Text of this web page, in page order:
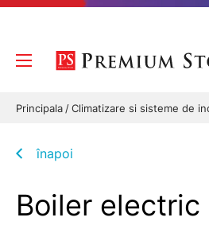
Principala Climatizare si sisteme de
înapoi
Boiler